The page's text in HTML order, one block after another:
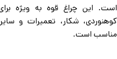
است. این چراغ قوه به ویژه
مناسب است.